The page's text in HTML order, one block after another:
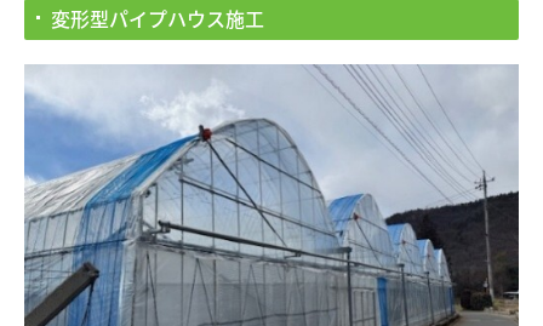
変形型パイプハウス施工